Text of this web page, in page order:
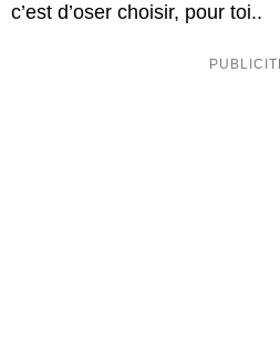
c’est d’oser choisir, pour toi..